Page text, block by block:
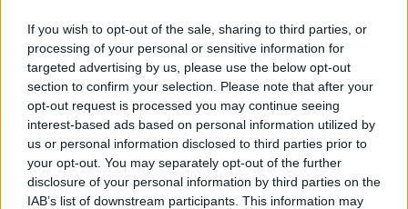
If you wish to opt-out of the sale, sharing to third parties, or
processing of your personal or sensitive information for
targeted advertising by us, please use the below opt-out
section to confirm your selection. Please note that after your
opt-out request is processed you may continue seeing
interest-based ads based on personal information utilized by
us or personal information disclosed to third parties prior to
your opt-out. You may separately opt-out of the further
disclosure of your personal information by third parties on the
IAB’s list of downstream participants. This information may
DOSTUPNE OPCIJE:
Detaljne informacija o artiklu pogledajte na našem web
shopu -KLIK OVDJE
Ovlašteni HOEGERT distributer www.masineialati.ba
Högert Technik – pouzdan i provjeren kvalitet Högert